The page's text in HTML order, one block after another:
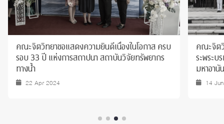
คณะจิตวิทยาขอแสดงความยินดีเนื่องในโอกาส ครบ
รอบ 33 ปี แห่งการสถาปนา สถาบันวิจัยทรัพยากร
ทางน้ำ
22 Apr 2024
คณะจิตวิ
ระพระบ
มหาอา
14